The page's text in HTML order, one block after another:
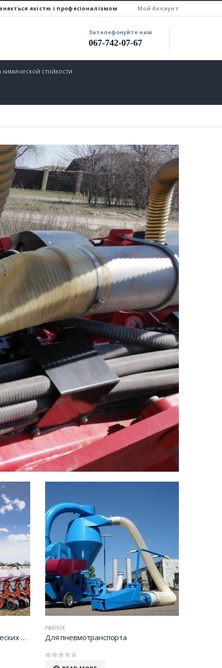
якістю і професіоналізмом Мой Аккаунт
Зателефонуйте нам
067-742-07-67
химической стойкости
Для опрыскивателей и химических удобрений
РАЗНОЕ
Для пневмотранспорта